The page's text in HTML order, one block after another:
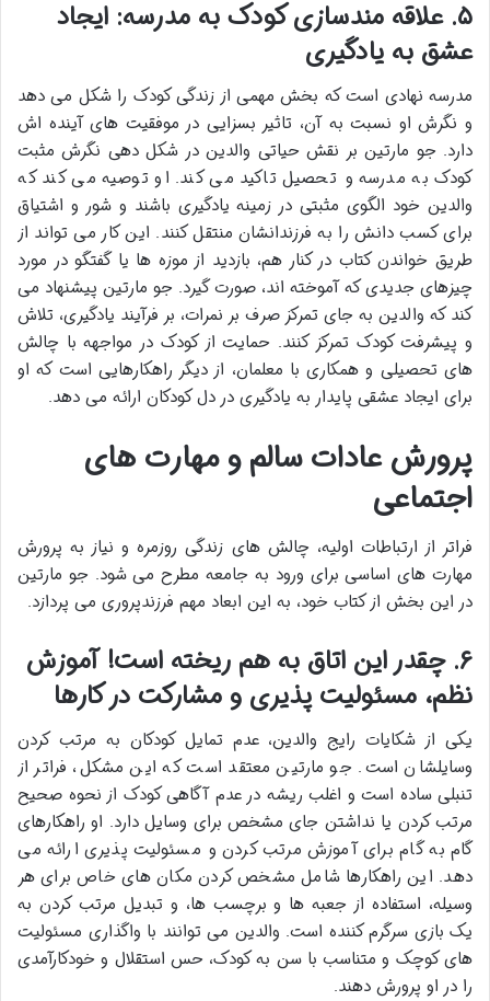
۵. علاقه مندسازی کودک به مدرسه: ایجاد
عشق به یادگیری
مدرسه نهادی است که بخش مهمی از زندگی کودک را شکل می دهد
و نگرش او نسبت به آن، تاثیر بسزایی در موفقیت های آینده اش
دارد. جو مارتین بر نقش حیاتی والدین در شکل دهی نگرش مثبت
کودک به مدرسه و تحصیل تاکید می کند. او توصیه می کند که
والدین خود الگوی مثبتی در زمینه یادگیری باشند و شور و اشتیاق
برای کسب دانش را به فرزندانشان منتقل کنند. این کار می تواند از
طریق خواندن کتاب در کنار هم، بازدید از موزه ها یا گفتگو در مورد
چیزهای جدیدی که آموخته اند، صورت گیرد. جو مارتین پیشنهاد می
کند که والدین به جای تمرکز صرف بر نمرات، بر فرآیند یادگیری، تلاش
و پیشرفت کودک تمرکز کنند. حمایت از کودک در مواجهه با چالش
های تحصیلی و همکاری با معلمان، از دیگر راهکارهایی است که او
برای ایجاد عشقی پایدار به یادگیری در دل کودکان ارائه می دهد.
پرورش عادات سالم و مهارت های
اجتماعی
فراتر از ارتباطات اولیه، چالش های زندگی روزمره و نیاز به پرورش
مهارت های اساسی برای ورود به جامعه مطرح می شود. جو مارتین
در این بخش از کتاب خود، به این ابعاد مهم فرزندپروری می پردازد.
۶. چقدر این اتاق به هم ریخته است! آموزش
نظم، مسئولیت پذیری و مشارکت در کارها
یکی از شکایات رایج والدین، عدم تمایل کودکان به مرتب کردن
وسایلشان است. جو مارتین معتقد است که این مشکل، فراتر از
تنبلی ساده است و اغلب ریشه در عدم آگاهی کودک از نحوه صحیح
مرتب کردن یا نداشتن جای مشخص برای وسایل دارد. او راهکارهای
گام به گام برای آموزش مرتب کردن و مسئولیت پذیری ارائه می
دهد. این راهکارها شامل مشخص کردن مکان های خاص برای هر
وسیله، استفاده از جعبه ها و برچسب ها، و تبدیل مرتب کردن به
یک بازی سرگرم کننده است. والدین می توانند با واگذاری مسئولیت
های کوچک و متناسب با سن به کودک، حس استقلال و خودکارآمدی
را در او پرورش دهند.